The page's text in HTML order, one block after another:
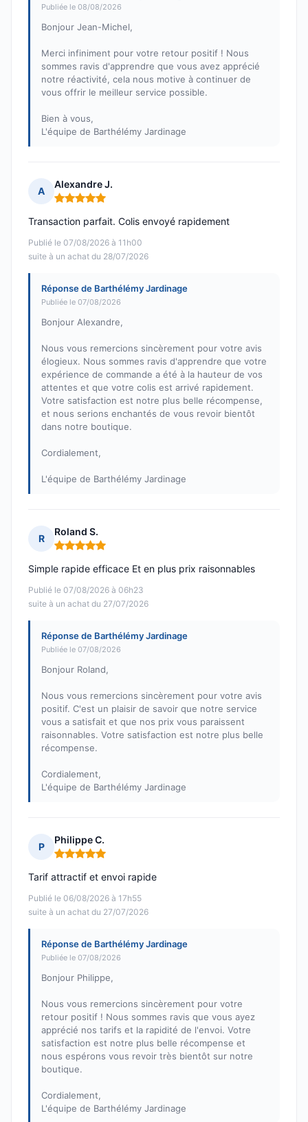
Publiée le 08/08/2026
Bonjour Jean-Michel,
Merci infiniment pour votre retour positif ! Nous
sommes ravis d'apprendre que vous avez apprécié
notre réactivité, cela nous motive à continuer de
vous offrir le meilleur service possible.
Bien à vous,
L'équipe de Barthélémy Jardinage
A
Alexandre J.
Note : 5 sur 5
Publié le 07/08/2026 à 11h00
suite à un achat du 28/07/2026
Transaction parfait. Colis envoyé rapidement
Réponse de Barthélémy Jardinage
Publiée le 07/08/2026
Bonjour Alexandre,
Nous vous remercions sincèrement pour votre avis
élogieux. Nous sommes ravis d'apprendre que votre
expérience de commande a été à la hauteur de vos
attentes et que votre colis est arrivé rapidement.
Votre satisfaction est notre plus belle récompense,
et nous serions enchantés de vous revoir bientôt
dans notre boutique.
Cordialement,
L'équipe de Barthélémy Jardinage
R
Roland S.
Note : 5 sur 5
Publié le 07/08/2026 à 06h23
suite à un achat du 27/07/2026
Simple rapide efficace Et en plus prix raisonnables
Réponse de Barthélémy Jardinage
Publiée le 07/08/2026
Bonjour Roland,
Nous vous remercions sincèrement pour votre avis
positif. C'est un plaisir de savoir que notre service
vous a satisfait et que nos prix vous paraissent
raisonnables. Votre satisfaction est notre plus belle
récompense.
Cordialement,
L'équipe de Barthélémy Jardinage
P
Philippe C.
Note : 5 sur 5
Publié le 06/08/2026 à 17h55
suite à un achat du 27/07/2026
Tarif attractif et envoi rapide
Réponse de Barthélémy Jardinage
Publiée le 07/08/2026
Bonjour Philippe,
Nous vous remercions sincèrement pour votre
retour positif ! Nous sommes ravis que vous ayez
apprécié nos tarifs et la rapidité de l'envoi. Votre
satisfaction est notre plus belle récompense et
nous espérons vous revoir très bientôt sur notre
boutique.
Cordialement,
L'équipe de Barthélémy Jardinage